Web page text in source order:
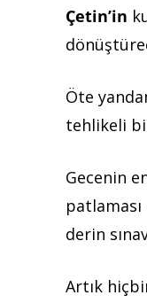
Çetin’in
Öte
tehlikeli
Gecenin
patlaması
derin
Artık